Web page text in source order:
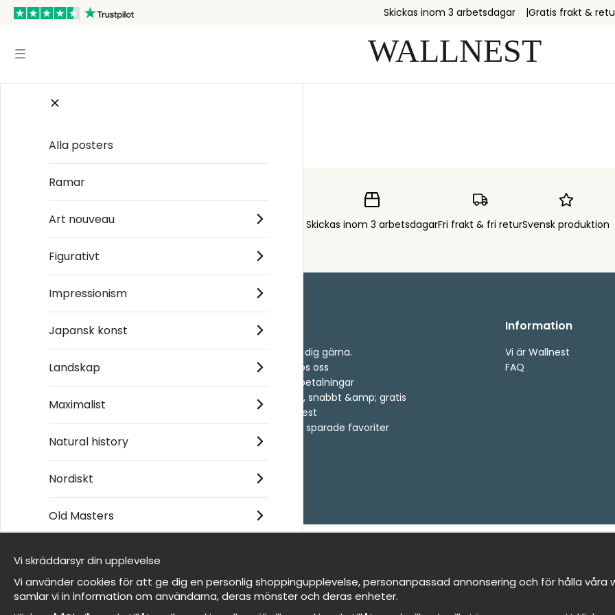
Skickas inom 3 arbetsdagar Gratis frakt &
Skickas inom 3 arbetsdagarFri frakt & fri returSvensk produktion
- Frågor? Vi hjälper dig gärna.
- När du handlar hos oss
- Returer och återbetalningar
- Leverans - enkelt, snabbt &amp; gratis
- Cookies på Wallnest
- Här hittar du dina sparade favoriter
Information
Vi är Wallnest
FAQ
© 2026 Wallnest
Alla posters
Ramar
Art nouveau
Figurativt
Impressionism
Japansk konst
Landskap
Maximalist
Natural history
Nordiskt
Old Masters
Vi är Wallnest
FAQ
Vi skräddarsyr din upplevelse
Vi använder cookies för att ge dig en personlig shoppingupplevelse, personanpassad annonsering och för hålla
samlar vi in information om användarna, deras mönster och deras enheter.